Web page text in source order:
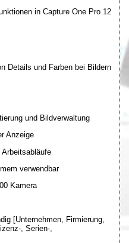
in Capture One Pro 12
Details und Farben bei Bildern
und Bildverwaltung
Anzeige
verwendbar
Kamera
[Unternehmen, Firmierung,
, Serien-,